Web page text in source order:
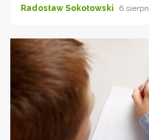
Radosław Sokołowski 6